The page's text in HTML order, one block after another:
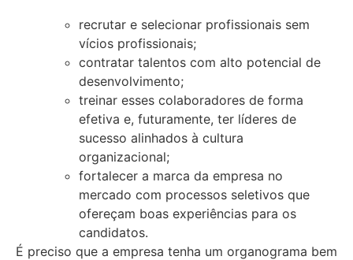
recrutar e selecionar profissionais sem
vícios profissionais;
contratar talentos com alto potencial de
desenvolvimento;
treinar esses colaboradores de forma
efetiva e, futuramente, ter líderes de
sucesso alinhados à cultura
organizacional;
fortalecer a marca da empresa no
mercado com processos seletivos que
ofereçam boas experiências para os
candidatos.
É preciso que a empresa tenha um organograma bem